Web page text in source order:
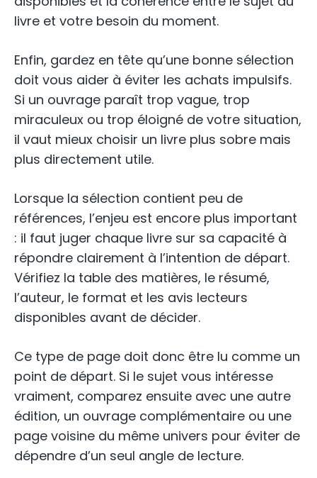
livre et votre besoin du moment.
Enfin, gardez en tête qu’une bonne sélection
doit vous aider à éviter les achats impulsifs.
Si un ouvrage paraît trop vague, trop
miraculeux ou trop éloigné de votre situation,
il vaut mieux choisir un livre plus sobre mais
plus directement utile.
Lorsque la sélection contient peu de
références, l’enjeu est encore plus important
: il faut juger chaque livre sur sa capacité à
répondre clairement à l’intention de départ.
Vérifiez la table des matières, le résumé,
l’auteur, le format et les avis lecteurs
disponibles avant de décider.
Ce type de page doit donc être lu comme un
point de départ. Si le sujet vous intéresse
vraiment, comparez ensuite avec une autre
édition, un ouvrage complémentaire ou une
page voisine du même univers pour éviter de
dépendre d’un seul angle de lecture.